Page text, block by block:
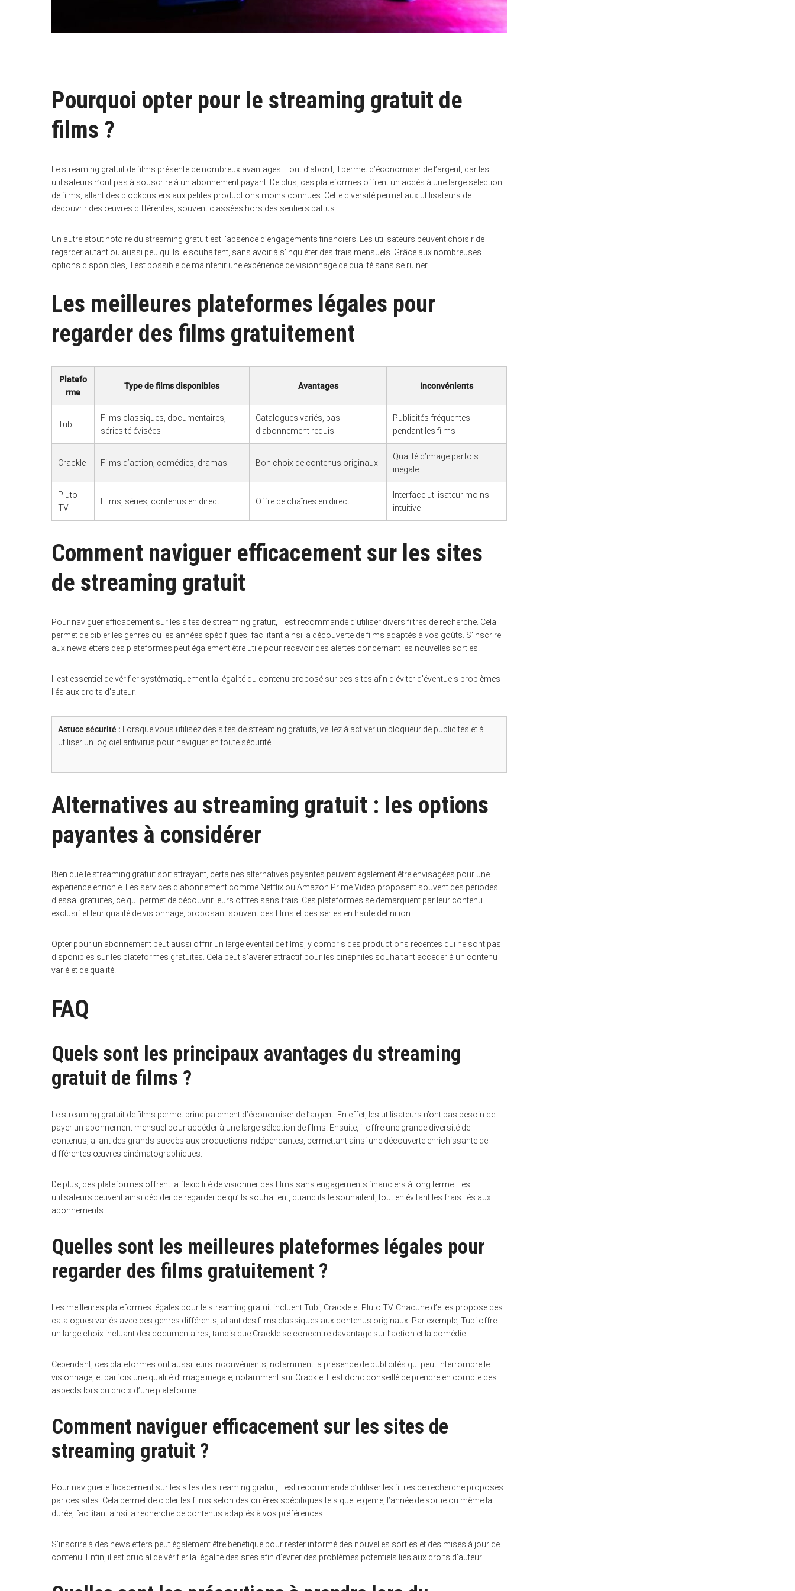
Pourquoi opter pour le streaming gratuit de
films ?
Le streaming gratuit de films présente de nombreux avantages. Tout d’abord, il permet d’économiser de l’argent, car les
utilisateurs n’ont pas à souscrire à un abonnement payant. De plus, ces plateformes offrent un accès à une large sélection
de films, allant des blockbusters aux petites productions moins connues. Cette diversité permet aux utilisateurs de
découvrir des œuvres différentes, souvent classées hors des sentiers battus.
Un autre atout notoire du streaming gratuit est l’absence d’engagements financiers. Les utilisateurs peuvent choisir de
regarder autant ou aussi peu qu’ils le souhaitent, sans avoir à s’inquiéter des frais mensuels. Grâce aux nombreuses
options disponibles, il est possible de maintenir une expérience de visionnage de qualité sans se ruiner.
Les meilleures plateformes légales pour
regarder des films gratuitement
Platefo
rme
Type de films disponibles Avantages Inconvénients
Tubi
Films classiques, documentaires,
séries télévisées
Catalogues variés, pas
d’abonnement requis
Publicités fréquentes
pendant les films
Crackle Films d’action, comédies, dramas Bon choix de contenus originaux
Qualité d’image parfois
inégale
Pluto
TV
Films, séries, contenus en direct Offre de chaînes en direct
Interface utilisateur moins
intuitive
Comment naviguer efficacement sur les sites
de streaming gratuit
Pour naviguer efficacement sur les sites de streaming gratuit, il est recommandé d’utiliser divers filtres de recherche. Cela
permet de cibler les genres ou les années spécifiques, facilitant ainsi la découverte de films adaptés à vos goûts. S’inscrire
aux newsletters des plateformes peut également être utile pour recevoir des alertes concernant les nouvelles sorties.
Il est essentiel de vérifier systématiquement la légalité du contenu proposé sur ces sites afin d’éviter d’éventuels problèmes
liés aux droits d’auteur.
Astuce sécurité : Lorsque vous utilisez des sites de streaming gratuits, veillez à activer un bloqueur de publicités et à
utiliser un logiciel antivirus pour naviguer en toute sécurité.
Alternatives au streaming gratuit : les options
payantes à considérer
Bien que le streaming gratuit soit attrayant, certaines alternatives payantes peuvent également être envisagées pour une
expérience enrichie. Les services d’abonnement comme Netflix ou Amazon Prime Video proposent souvent des périodes
d’essai gratuites, ce qui permet de découvrir leurs offres sans frais. Ces plateformes se démarquent par leur contenu
exclusif et leur qualité de visionnage, proposant souvent des films et des séries en haute définition.
Opter pour un abonnement peut aussi offrir un large éventail de films, y compris des productions récentes qui ne sont pas
disponibles sur les plateformes gratuites. Cela peut s’avérer attractif pour les cinéphiles souhaitant accéder à un contenu
varié et de qualité.
FAQ
Quels sont les principaux avantages du streaming
gratuit de films ?
Le streaming gratuit de films permet principalement d’économiser de l’argent. En effet, les utilisateurs n’ont pas besoin de
payer un abonnement mensuel pour accéder à une large sélection de films. Ensuite, il offre une grande diversité de
contenus, allant des grands succès aux productions indépendantes, permettant ainsi une découverte enrichissante de
différentes œuvres cinématographiques.
De plus, ces plateformes offrent la flexibilité de visionner des films sans engagements financiers à long terme. Les
utilisateurs peuvent ainsi décider de regarder ce qu’ils souhaitent, quand ils le souhaitent, tout en évitant les frais liés aux
abonnements.
Quelles sont les meilleures plateformes légales pour
regarder des films gratuitement ?
Les meilleures plateformes légales pour le streaming gratuit incluent Tubi, Crackle et Pluto TV. Chacune d’elles propose des
catalogues variés avec des genres différents, allant des films classiques aux contenus originaux. Par exemple, Tubi offre
un large choix incluant des documentaires, tandis que Crackle se concentre davantage sur l’action et la comédie.
Cependant, ces plateformes ont aussi leurs inconvénients, notamment la présence de publicités qui peut interrompre le
visionnage, et parfois une qualité d’image inégale, notamment sur Crackle. Il est donc conseillé de prendre en compte ces
aspects lors du choix d’une plateforme.
Comment naviguer efficacement sur les sites de
streaming gratuit ?
Pour naviguer efficacement sur les sites de streaming gratuit, il est recommandé d’utiliser les filtres de recherche proposés
par ces sites. Cela permet de cibler les films selon des critères spécifiques tels que le genre, l’année de sortie ou même la
durée, facilitant ainsi la recherche de contenus adaptés à vos préférences.
S’inscrire à des newsletters peut également être bénéfique pour rester informé des nouvelles sorties et des mises à jour de
contenu. Enfin, il est crucial de vérifier la légalité des sites afin d’éviter des problèmes potentiels liés aux droits d’auteur.
S
c
h